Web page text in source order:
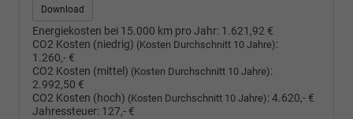
Download
Energiekosten bei 15.000 km pro Jahr: 1.621,92 €
CO2 Kosten (niedrig) (Kosten Durchschnitt 10 Jahre):
1.260,- €
CO2 Kosten (mittel) (Kosten Durchschnitt 10 Jahre):
2.992,50 €
CO2 Kosten (hoch) (Kosten Durchschnitt 10 Jahre):4.620,- €
Jahressteuer: 127,- €